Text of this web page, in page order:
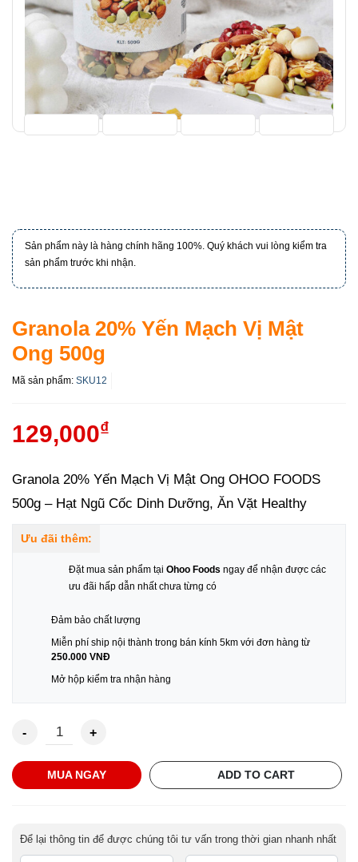
Sản phẩm này là hàng chính hãng 100%. Quý khách vui lòng kiểm tra
sản phẩm trước khi nhận.
Granola 20% Yến Mạch Vị Mật
Ong 500g
Mã sản phẩm: SKU12
129,000₫
Granola 20% Yến Mạch Vị Mật Ong OHOO FOODS
500g – Hạt Ngũ Cốc Dinh Dưỡng, Ăn Vặt Healthy
Ưu đãi thêm:
Đặt mua sản phẩm tại Ohoo Foods ngay để nhận được các
ưu đãi hấp dẫn nhất chưa từng có
Đảm bảo chất lượng
Miễn phí ship nội thành trong bán kính 5km với đơn hàng từ
250.000 VNĐ
Mở hộp kiểm tra nhận hàng
Granola 20% Yến Mạch Vị Mật Ong 500g quantity
ADD TO CART
MUA NGAY
Để lại thông tin để được chúng tôi tư vấn trong thời gian nhanh nhất